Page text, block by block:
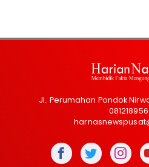
Jl. Perumahan Pondok